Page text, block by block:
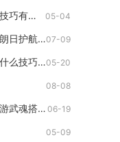
王国纪元猎魔攻略大集合中的连击技巧有何指南 05-04
需要哪些技术才能制造无尽的拉格朗日护航艇07-09
玩转少年三国志的少三之路有没有什么技巧可以教教我05-20
08-08
有没有适合平民玩家的斗罗大陆手游武魂搭配推荐 06-19
05-09